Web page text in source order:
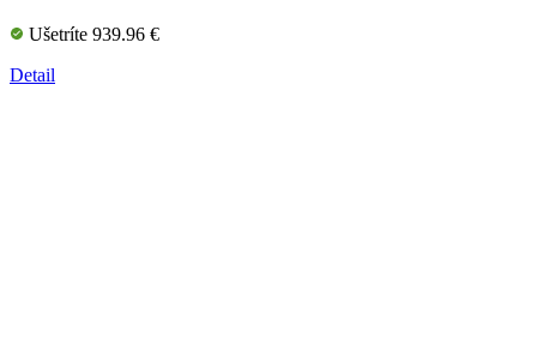
Ušetríte 939.96 €
Detail